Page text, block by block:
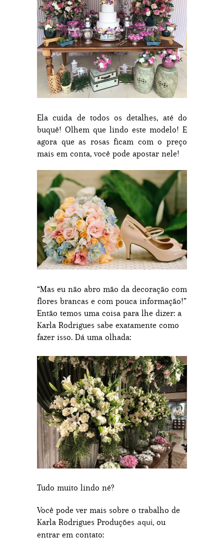
Ela cuida de todos os detalhes, até do
buquê! Olhem que lindo este modelo! E
agora que as rosas ficam com o preço
mais em conta, você pode apostar nele!
“Mas eu não abro mão da decoração com
flores brancas e com pouca informação!”
Então temos uma coisa para lhe dizer: a
Karla Rodrigues sabe exatamente como
fazer isso. Dá uma olhada:
Tudo muito lindo né?
Você pode ver mais sobre o trabalho de
Karla Rodrigues Produções aqui, ou
entrar em contato: